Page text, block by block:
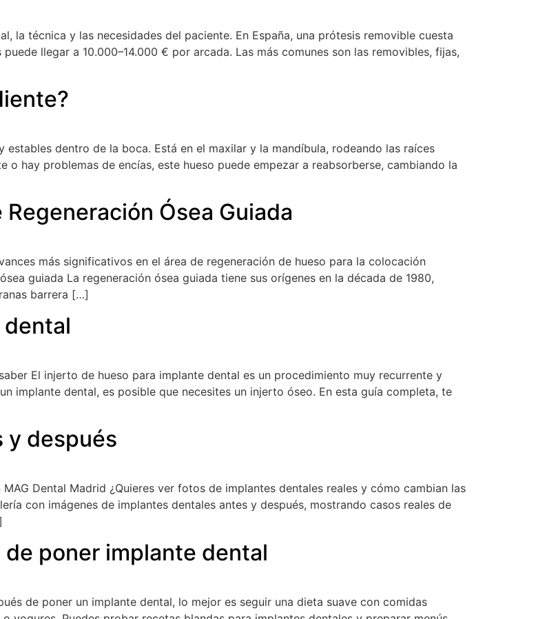
la técnica y las necesidades del paciente. En España, una prótesis removible cuesta
llegar a 10.000–14.000 € por arcada. Las más comunes son las removibles, fijas,
dentro de la boca. Está en el maxilar y la mandíbula, rodeando las raíces
hay problemas de encías, este hueso puede empezar a reabsorberse, cambiando la
Ósea Guiada
más significativos en el área de regeneración de hueso para la colocación
guiada La regeneración ósea guiada tiene sus orígenes en la década de 1980,
barrera […]
El injerto de hueso para implante dental es un procedimiento muy recurrente y
implante dental, es posible que necesites un injerto óseo. En esta guía completa, te
y después
Dental Madrid ¿Quieres ver fotos de implantes dentales reales y cómo cambian las
con imágenes de implantes dentales antes y después, mostrando casos reales de
poner implante dental
de poner un implante dental, lo mejor es seguir una dieta suave con comidas